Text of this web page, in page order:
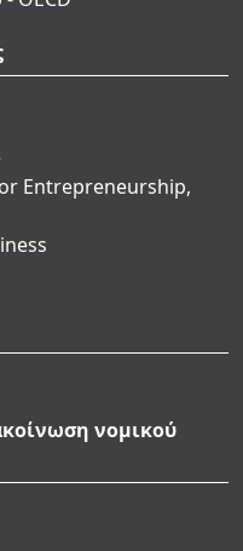
Entrepreneurship,
νομικού